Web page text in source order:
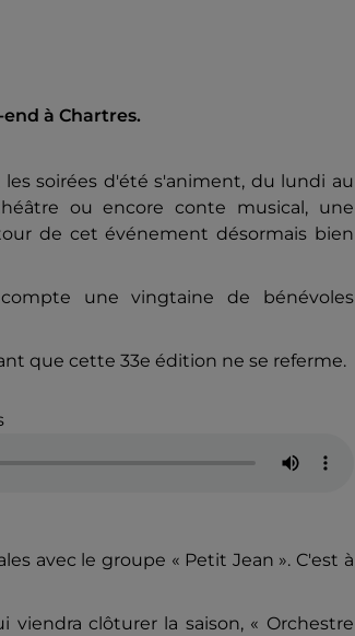
soirées d'été s'animent, du lundi au
ou encore conte musical, une
de cet événement désormais bien
une vingtaine de bénévoles
que cette 33e édition ne se referme.
avec le groupe « Petit Jean ». C'est à
clôturer la saison, « Orchestre